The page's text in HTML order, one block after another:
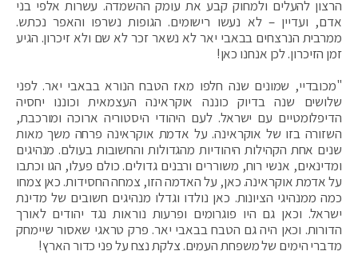
הרצון להעלים ולמחוק קבע את עומק ההשמדה. עשרות אלפי בני
אדם, ועדיין – לא נעשו רישומים. הגופות נשרפו והאפר נכתש.
ממרבית הנרצחים בבאבי יאר לא נשאר זכר לא שם ולא זיכרון. הגיע
זמן הזיכרון. לכן אנחנו כאן!
"מכובדיי, שמונים שנה חלפו מאז הטבח הנורא בבאבי יאר. לפני
שלושים שנה בדיוק כוננה אוקראינה העצמאית וכוננו יחסיה
הדיפלומטיים עם ישראל. לעם היהודי היסטוריה ארוכה ומורכבת,
השזורה בזו של אוקראינה. על אדמת אוקראינה פרחה משך מאות
שנים אחת הקהילות היהודיות מהגדולות והחשובות בעולם. מנהיגים
ומדינאים, אנשי רוח, משוררים ורבנים גדולים. כולם פעלו, הגו וכתבו
על אדמת אוקראינה. כאן, על האדמה הזו, צמחה החסידות. כאן צמחו
כמה ממנהיגי הציונות. כאן נולדו וגדלו מנהיגים חשובים של מדינת
ישראל. וכאן גם היו פוגרומים ופרעות נוראות נגד יהודים לאורך
הדורות. וכאן היה גם הטבח בבאבי יאר. פרק טראגי שאסור שיימחק
מדברי הימים של משפחת העמים. צלקת נצח על פני כדור הארץ!